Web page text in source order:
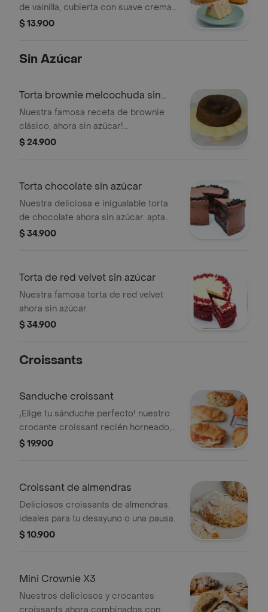
de vainilla, cubierta con suave crema
de vainilla y vibrantes chispas de
$ 13.900
Sin Azúcar
Torta brownie melcochuda sin
azucar
Nuestra famosa receta de brownie
clásico, ahora sin azúcar!
irresistiblemente melcochuda,
$ 24.900
Torta chocolate sin azúcar
Nuestra deliciosa e inigualable torta
de chocolate ahora sin azúcar. apta
para diabéticos. contiene lácteos,
$ 34.900
Torta de red velvet sin azúcar
Nuestra famosa torta de red velvet
ahora sin azúcar.
$ 34.900
Croissants
Sanduche croissant
¡Elige tu sánduche perfecto! nuestro
crocante croissant recién horneado,
relleno con la combinación que más
$ 19.900
Croissant de almendras
Deliciosos croissants de almendras.
ideales para tu desayuno o una pausa.
$ 10.900
Mini Crownie X3
Nuestros deliciosos y crocantes